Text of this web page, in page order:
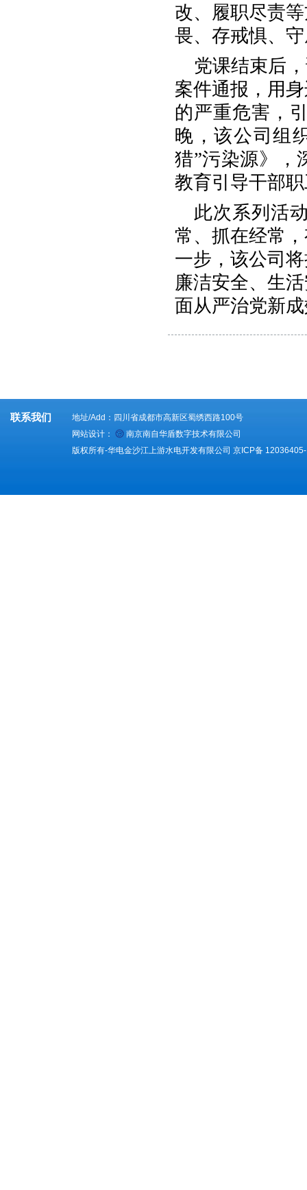
改、履职尽责
畏、存戒惧、
党课结束后
案件通报，用
的严重危害，
晚，该公司组
猎”污染源》，
教育引导干部
此次系列活
常、抓在经常
一步，该公司
廉洁安全、生
面从严治党新
联系我们
地址/Add：四川省成都市高新区蜀绣西路100号
网站设计：
南京南自华盾数字技术有限公司
版权所有-华电金沙江上游水电开发有限公司 京ICP备